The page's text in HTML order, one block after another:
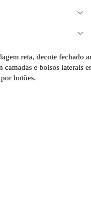
reta, decote fechado
e bolsos laterais
botões.